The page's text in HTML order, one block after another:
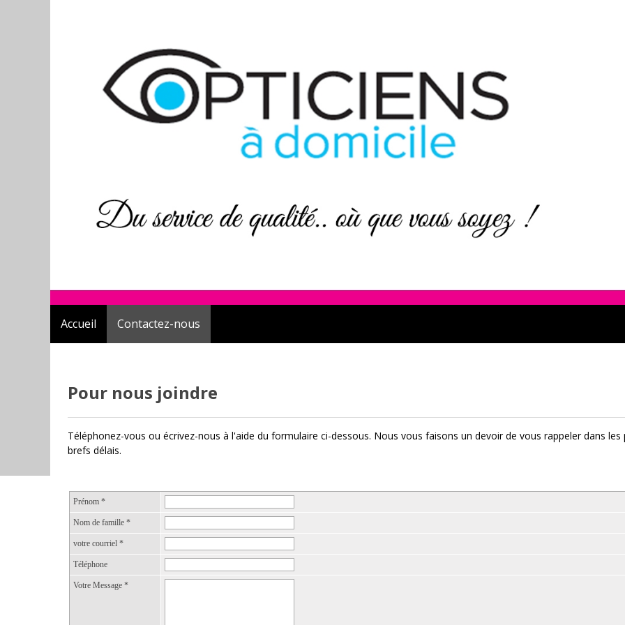
Accueil Contactez-nous
Pour nous joindre
Téléphonez-vous ou écrivez-nous à l'aide du formulaire ci-dessous. Nous vous faisons un devoir de vous rappeler dans les
brefs délais.
Prénom *
Nom de famille *
votre courriel *
Téléphone
Votre Message *